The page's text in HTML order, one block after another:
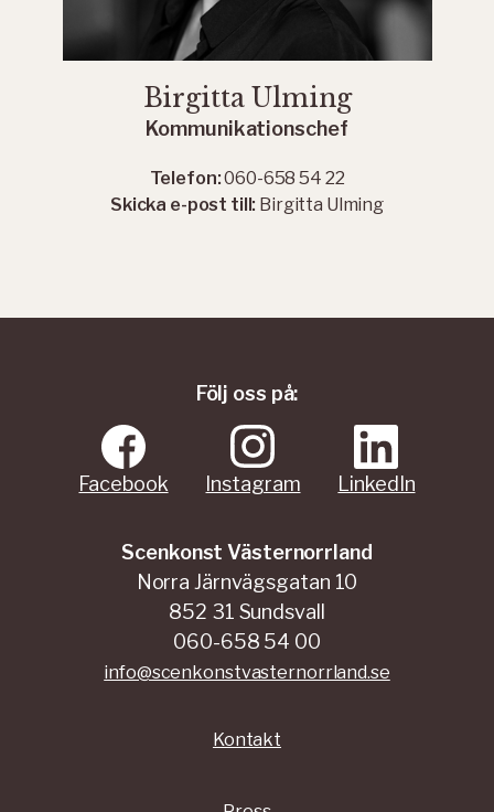
Birgitta Ulming
Kommunikationschef
Telefon:060-658 54 22
Skicka e-post till: Birgitta Ulming
Scenkonst Västernorrland
Norra Järnvägsgatan 10
852 31 Sundsvall
060-658 54 00
info@scenkonstvasternorrland.se
Kontakt
Följ oss på:
Facebook Instagram LinkedIn